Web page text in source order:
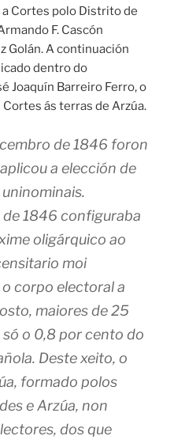
Cortes polo Distrito de
F. Cascón
Golán. A continuación
dentro do
Joaquín Barreiro Ferro, o
ás terras de Arzúa.
de 1846 foron
a elección de
de 1846 configuraba
oligárquico ao
moi
corpo electoral a
maiores de 25
o 0,8 por cento do
Deste xeito, o
formado polos
e Arzúa, non
dos que